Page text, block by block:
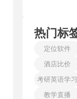
热门标
定位软件
酒店比价
考研英语学习
教学直播